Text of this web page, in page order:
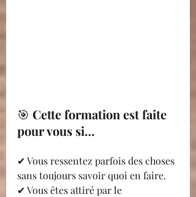
🎯 Cette formation est faite
pour vous si…
✔ Vous ressentez parfois des choses
sans toujours savoir quoi en faire.
✔ Vous êtes attiré par le